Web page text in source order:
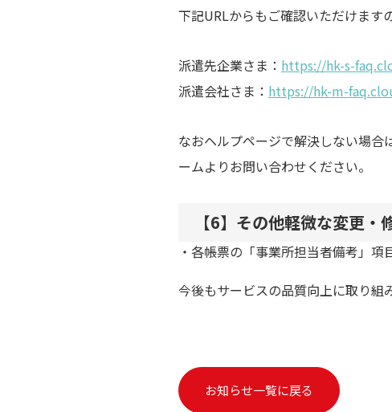
下記URLからもご確認いただけます
派遣先企業さま： https://hk-s-
派遣会社さま： https://hk-m-
なおヘルプページで解決しない場合
ームよりお問い合わせください。
【6】その他軽微な変更・
・ 各帳票の「事業所担当者備考」項
今後もサービスの品質向上に取り組
お知らせ一覧に戻る